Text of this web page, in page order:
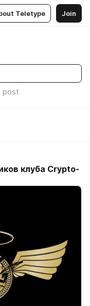
Teletype Join
post
клуба Crypto-